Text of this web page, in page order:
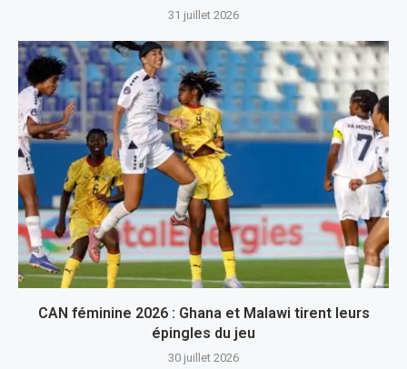
31 juillet 2026
CAN féminine 2026 : Ghana et Malawi tirent leurs
épingles du jeu
30 juillet 2026